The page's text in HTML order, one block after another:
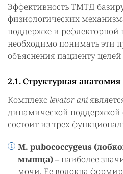
Эффективность ТМТД
физиологических
поддержке и
необходимо понимать эти
объяснения пациенту
2.1. Структурная
Комплекс levator ani
динамической поддержкой
состоит из трех
M. pubococcygeus
мышца) –наиболее
мочи. Ее волокна